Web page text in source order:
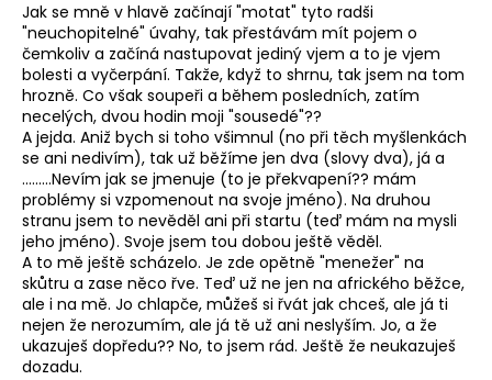
Jak se mně v hlavě začínají "motat" tyto radši
"neuchopitelné" úvahy, tak přestávám mít pojem o
čemkoliv a začíná nastupovat jediný vjem a to je vjem
bolesti a vyčerpání. Takže, když to shrnu, tak jsem na tom
hrozně. Co však soupeři a během posledních, zatím
necelých, dvou hodin moji "sousedé"??
A jejda. Aniž bych si toho všimnul (no při těch myšlenkách
se ani nedivím), tak už běžíme jen dva (slovy dva), já a
.........Nevím jak se jmenuje (to je překvapení?? mám
problémy si vzpomenout na svoje jméno). Na druhou
stranu jsem to nevěděl ani při startu (teď mám na mysli
jeho jméno). Svoje jsem tou dobou ještě věděl.
A to mě ještě scházelo. Je zde opětně "menežer" na
skůtru a zase něco řve. Teď už ne jen na afrického běžce,
ale i na mě. Jo chlapče, můžeš si řvát jak chceš, ale já ti
nejen že nerozumím, ale já tě už ani neslyším. Jo, a že
ukazuješ dopředu?? No, to jsem rád. Ještě že neukazuješ
dozadu.